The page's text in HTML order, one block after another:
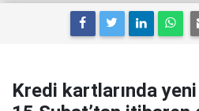
Kredi kartlarında